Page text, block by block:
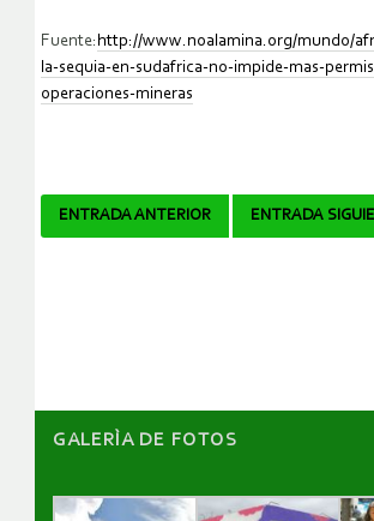
Fuente: http://www.noalamina.org/mundo/
la-sequia-en-sudafrica-no-impide-mas-
operaciones-mineras
Navegador
ENTRADA ANTERIOR ENTRADA
GALERÌA DE FOTOS